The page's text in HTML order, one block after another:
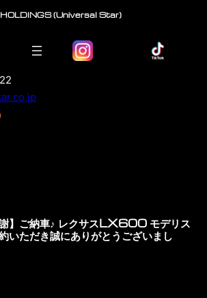
HOLDINGS (Universal Star)
謝】ご納車♪ レクサスLX600 モデリス
いただき誠にありがとうございまし